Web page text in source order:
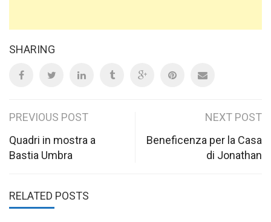
SHARING
Post
navigation
PREVIOUS POST
Quadri in mostra a
Bastia Umbra
NEXT POST
Beneficenza per la Casa
di Jonathan
RELATED POSTS